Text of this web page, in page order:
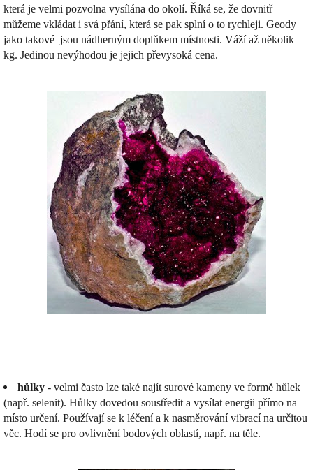
která je velmi pozvolna vysílána do okolí. Říká se, že dovnitř
můžeme vkládat i svá přání, která se pak splní o to rychleji. Geody
jako takové jsou nádherným doplňkem místnosti. Váží až několik
kg. Jedinou nevýhodou je jejich převysoká cena.
hůlky - velmi často lze také najít surové kameny ve formě hůlek
(např. selenit). Hůlky dovedou soustředit a vysílat energii přímo na
místo určení. Používají se k léčení a k nasměrování vibrací na určitou
věc. Hodí se pro ovlivnění bodových oblastí, např. na těle.